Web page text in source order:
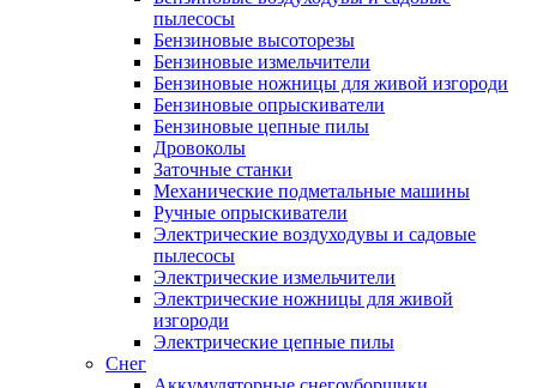
пылесосы
Бензиновые высоторезы
Бензиновые измельчители
Бензиновые ножницы для живой изгороди
Бензиновые опрыскиватели
Бензиновые цепные пилы
Дровоколы
Заточные станки
Механические подметальные машины
Ручные опрыскиватели
Электрические воздуходувы и садовые
пылесосы
Электрические измельчители
Электрические ножницы для живой
изгороди
Электрические цепные пилы
Снег